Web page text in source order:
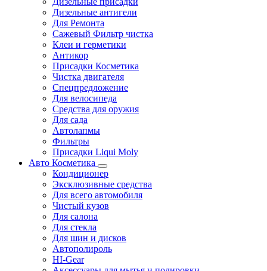
Дизельные антигели
Для Ремонта
Сажевый Фильтр чистка
Клеи и герметики
Антикор
Присадки Косметика
Чистка двигателя
Спецпредложение
Для велосипеда
Средства для оружия
Для сада
Автолапмы
Фильтры
Присадки Liqui Moly
Авто Косметика
Кондиционер
Эксклюзивные средства
Для всего автомобиля
Чистый кузов
Для салона
Для стекла
Для шин и дисков
Автополироль
HI-Gear